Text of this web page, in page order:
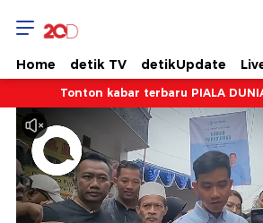
Home detik TV detikUpdate
Tonton kabar terbaru PIALA